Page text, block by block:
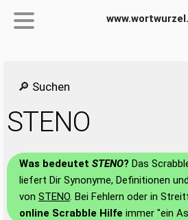
🔎 Suchen
STENO
Was bedeutet STENO? Das
liefert Dir Synonyme, Definitionen
von STENO. Bei Fehlern oder in
online Scrabble Hilfe immer "ein